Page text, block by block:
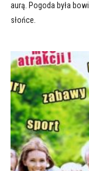
aurą. Pogoda była
słońce.